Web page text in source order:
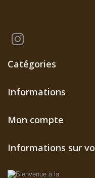
Catégories
Informations
Mon compte
Informations sur